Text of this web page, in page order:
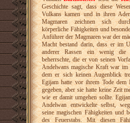
Geschichte sagt, dass diese
Vulkans kamen und in ihren
Magmaren zeichnen sich
körperliche Fähigkeiten und
Anführer der Magmaren war der
Macht bestand darin, dass er im
anderer Rassen ein wenig die
beherrschte, die er von seinen
Andelwans magische Kraft war im
dem er sich keinen Augenblick
Egijam hatte vor ihrem Tode dem
gegeben, aber sie hatte keine Zeit
wie er damit umgehen sollte.
Andelwan entwickelte selbst,
seine magischen Fähigkeiten und
des Feuerstabs. Mit diesen